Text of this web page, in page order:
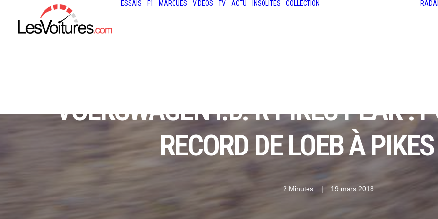
ESSAIS F1 MARQUES VIDÉOS TV ACTU INSOLITES COLLECTION
VOLKSWAGEN I.D. R PIKES PEAK :
RECORD DE LOEB À
2 Minutes | 19 mars 2018